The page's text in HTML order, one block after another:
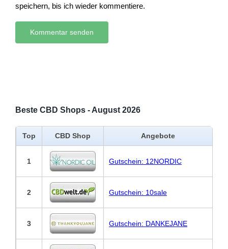
speichern, bis ich wieder kommentiere.
Beste CBD Shops - August 2026
Top CBD Shop Angebote
1 Gutschein: 12NORDIC
2 Gutschein: 10sale
3 Gutschein: DANKEJANE